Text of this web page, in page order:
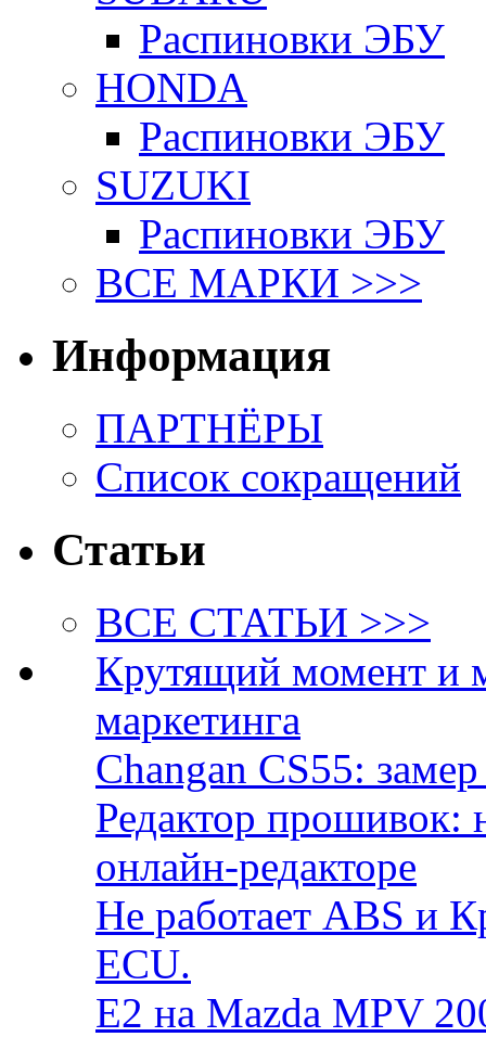
Распиновки ЭБУ
HONDA
Распиновки ЭБУ
SUZUKI
Распиновки ЭБУ
ВСЕ МАРКИ >>>
Информация
ПАРТНЁРЫ
Список сокращений
Статьи
ВСЕ СТАТЬИ >>>
Крутящий момент и
маркетинга
Changan CS55:
Редактор прошивок:
онлайн-редакторе
Не работает ABS и
ECU.
E2 на Mazda MPV